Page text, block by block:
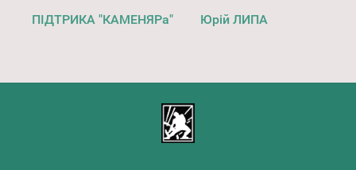
ПІДТРИКА "КАМЕНЯРа" Юрій ЛИПА